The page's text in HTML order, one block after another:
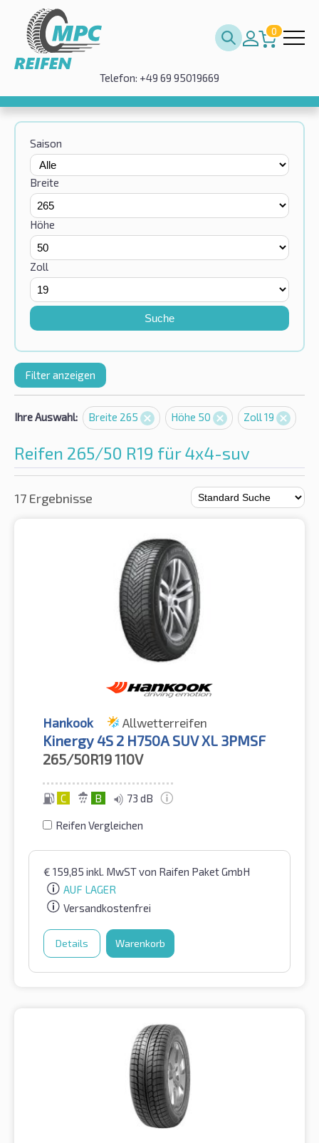
0
Telefon: +49 69 95019669
Saison
Breite
Höhe
Zoll
Suche
Filter anzeigen
Ihre Auswahl: Breite 265 Höhe 50 Zoll 19
Reifen 265/50 R19 für 4x4-suv
17 Ergebnisse
Hankook Allwetterreifen
Kinergy 4S 2 H750A SUV XL 3PMSF
265/50R19110V
C B 73 dB
Reifen Vergleichen
€ 159,85 inkl. MwSTvon Raifen Paket GmbH
AUF LAGER
Versandkostenfrei
Details Warenkorb